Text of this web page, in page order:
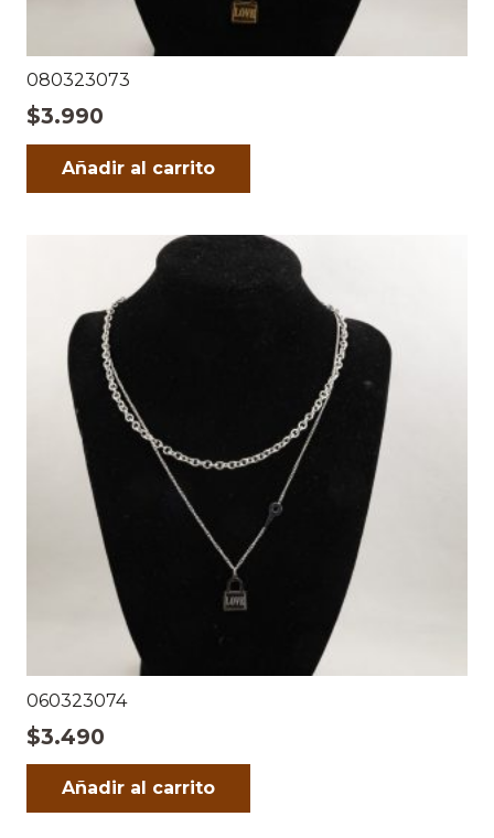
080323073
$3.990
Añadir al carrito
060323074
$3.490
Añadir al carrito